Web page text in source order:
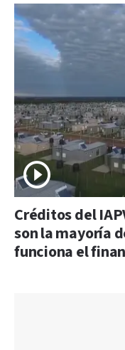
Créditos del
son la mayoría
funciona el